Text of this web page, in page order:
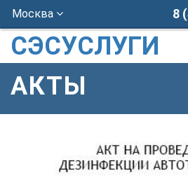
Москва 8
СЭСУСЛУГИ
АКТЫ